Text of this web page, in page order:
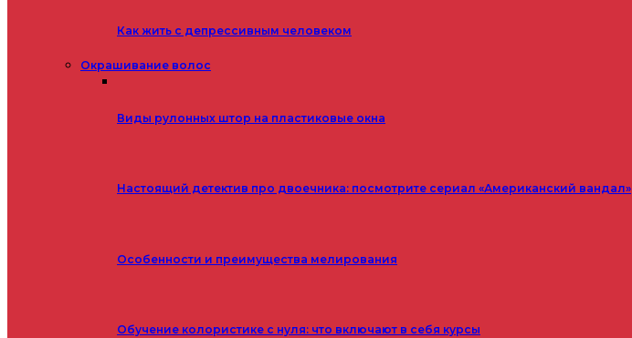
Как жить с депрессивным человеком
Окрашивание волос
Виды рулонных штор на пластиковые окна
Настоящий детектив про двоечника: посмотрите сериал «Американский вандал»
Особенности и преимущества мелирования
Обучение колористике с нуля: что включают в себя курсы